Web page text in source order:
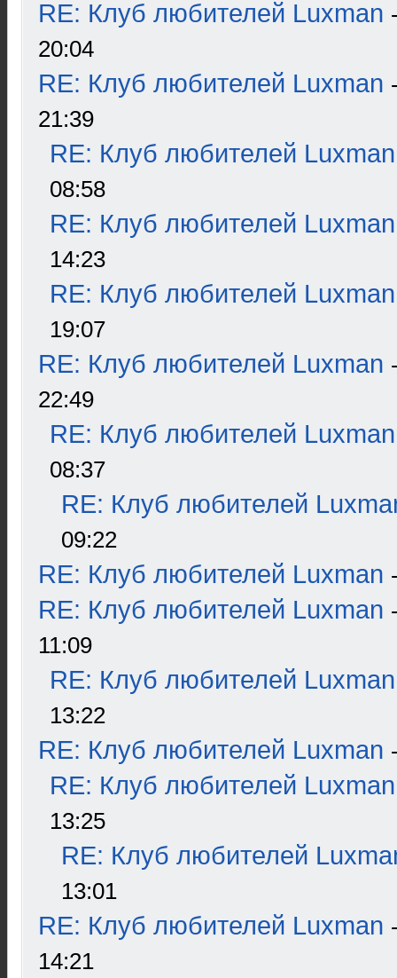
RE: Клуб любителей Luxman
20:04
RE: Клуб любителей Luxman
21:39
RE: Клуб любителей Luxman
08:58
RE: Клуб любителей Luxman
14:23
RE: Клуб любителей Luxman
19:07
RE: Клуб любителей Luxman
22:49
RE: Клуб любителей Luxman
08:37
RE: Клуб любителей
09:22
RE: Клуб любителей Luxman
RE: Клуб любителей Luxman
11:09
RE: Клуб любителей Luxman
13:22
RE: Клуб любителей Luxman
RE: Клуб любителей Luxman
13:25
RE: Клуб любителей
13:01
RE: Клуб любителей Luxman
14:21